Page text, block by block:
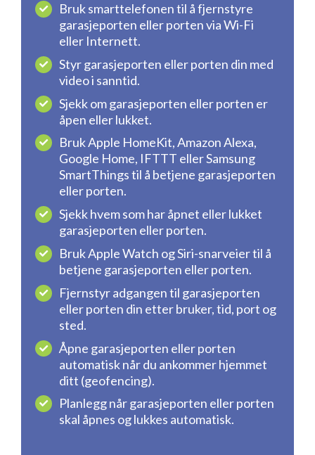
Bruk smarttelefonen til å fjernstyre
garasjeporten eller porten via Wi-Fi
eller Internett.
Styr garasjeporten eller porten din med
video i sanntid.
Sjekk om garasjeporten eller porten er
åpen eller lukket.
Bruk Apple HomeKit, Amazon Alexa,
Google Home, IFTTT eller Samsung
SmartThings til å betjene garasjeporten
eller porten.
Sjekk hvem som har åpnet eller lukket
garasjeporten eller porten.
Bruk Apple Watch og Siri-snarveier til å
betjene garasjeporten eller porten.
Fjernstyr adgangen til garasjeporten
eller porten din etter bruker, tid, port og
sted.
Åpne garasjeporten eller porten
automatisk når du ankommer hjemmet
ditt (geofencing).
Planlegg når garasjeporten eller porten
skal åpnes og lukkes automatisk.